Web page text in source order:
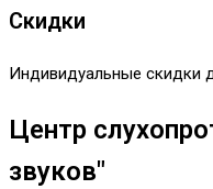
Скидки
Индивидуальные скидки
Центр
звуков"